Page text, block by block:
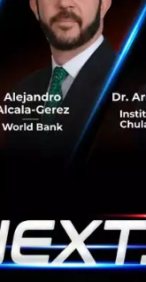
เป็นการลดแบบถาว
of 2017) แต่พรร
บายภาษีส่วนเพิ่มนี้จึ
สจะไม่สามารถตกล
ไปสู่การปิดทำการข
ขยายเพดานหนี้สาธา
แต่ความเสี่ยงต่อปร
สภาผู้แทนราษฎรซึ่งมี
ประธานาธิบดี โดยเ